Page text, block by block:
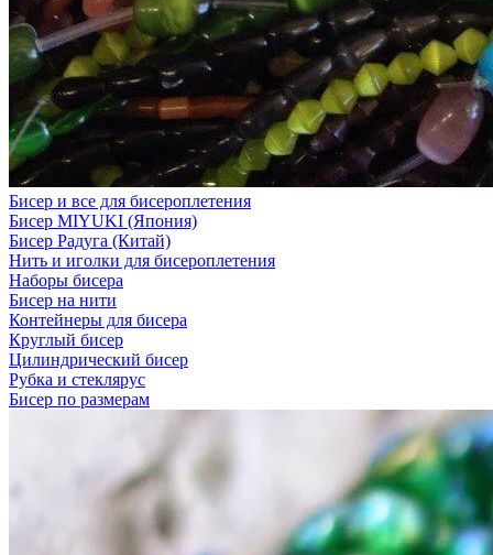
Бисер и все для бисероплетения
Бисер MIYUKI (Япония)
Бисер Радуга (Китай)
Нить и иголки для бисероплетения
Наборы бисера
Бисер на нити
Контейнеры для бисера
Круглый бисер
Цилиндрический бисер
Рубка и стеклярус
Бисер по размерам